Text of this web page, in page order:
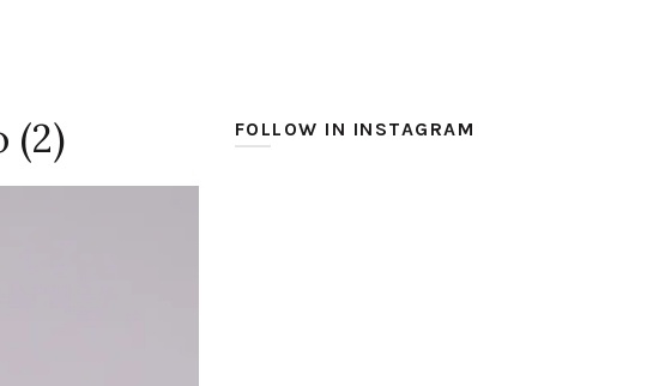
(2) FOLLOW IN INSTAGRAM